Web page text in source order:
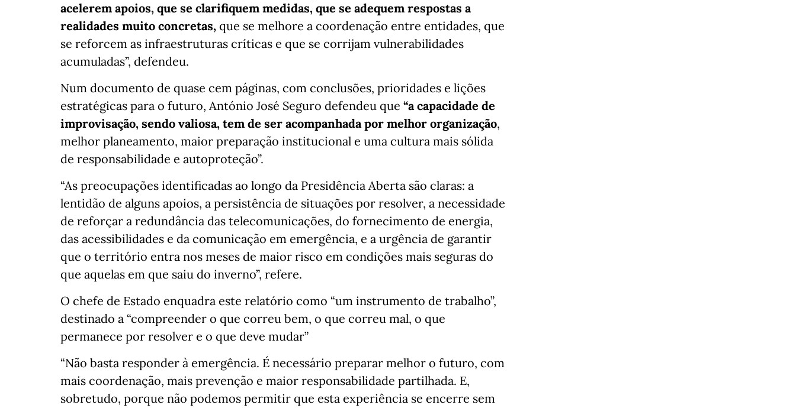
acelerem apoios, que se clarifiquem medidas, que se adequem respostas a
realidades muito concretas, que se melhore a coordenação entre entidades, que
se reforcem as infraestruturas críticas e que se corrijam vulnerabilidades
acumuladas”, defendeu.
Num documento de quase cem páginas, com conclusões, prioridades e lições
estratégicas para o futuro, António José Seguro defendeu que “a capacidade de
improvisação, sendo valiosa, tem de ser acompanhada por melhor organização,
melhor planeamento, maior preparação institucional e uma cultura mais sólida
de responsabilidade e autoproteção”.
“As preocupações identificadas ao longo da Presidência Aberta são claras: a
lentidão de alguns apoios, a persistência de situações por resolver, a necessidade
de reforçar a redundância das telecomunicações, do fornecimento de energia,
das acessibilidades e da comunicação em emergência, e a urgência de garantir
que o território entra nos meses de maior risco em condições mais seguras do
que aquelas em que saiu do inverno”, refere.
O chefe de Estado enquadra este relatório como “um instrumento de trabalho”,
destinado a “compreender o que correu bem, o que correu mal, o que
permanece por resolver e o que deve mudar”
“Não basta responder à emergência. É necessário preparar melhor o futuro, com
mais coordenação, mais prevenção e maior responsabilidade partilhada. E,
sobretudo, porque não podemos permitir que esta experiência se encerre sem